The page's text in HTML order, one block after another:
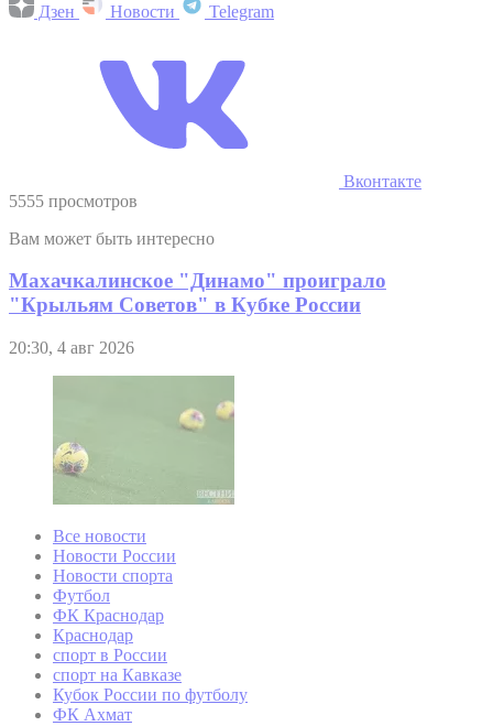
Дзен Новости Telegram
Вконтакте
5555 просмотров
Вам может быть интересно
Махачкалинское "Динамо" проиграло
"Крыльям Советов" в Кубке России
20:30, 4 авг 2026
Все новости
Новости России
Новости спорта
Футбол
ФК Краснодар
Краснодар
спорт в России
спорт на Кавказе
Кубок России по футболу
ФК Ахмат